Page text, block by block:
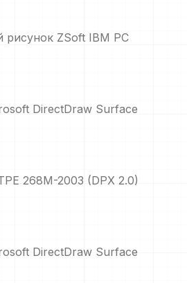
ZSoft IBM PC
DirectDraw Surface
268M-2003 (DPX 2.0)
DirectDraw Surface